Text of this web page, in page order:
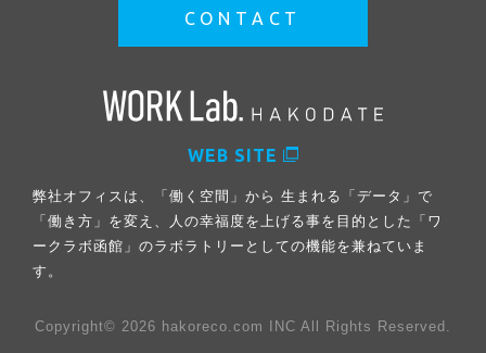
CONTACT
WEB SITE
弊社オフィスは、「働く空間」から 生まれる「データ」で
「働き方」を変え、人の幸福度を上げる事を目的とした「ワ
ークラボ函館」のラボラトリーとしての機能を兼ねていま
す。
Copyright© 2026 hakoreco.com INC All Rights Reserved.